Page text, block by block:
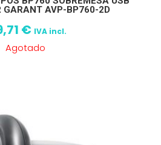
GARANT AVP-BP760-2D
€ IVA incl.
Agotado